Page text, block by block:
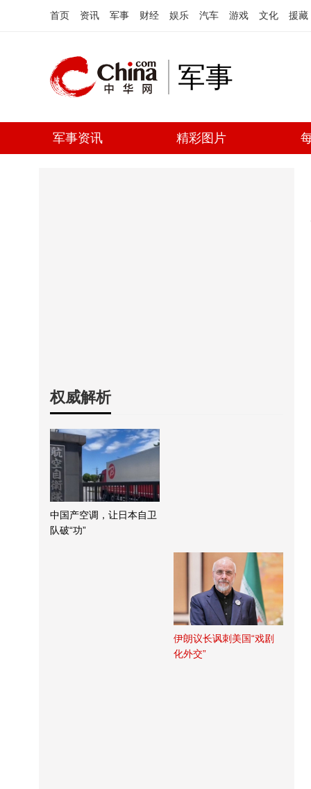
首页 资讯 军事 财经 娱乐 汽车 游戏 文化 援藏
军事
军事资讯 精彩图片
权威解析
中国产空调，让日本自卫
队破“功”
伊朗议长讽刺美国“戏剧
化外交”